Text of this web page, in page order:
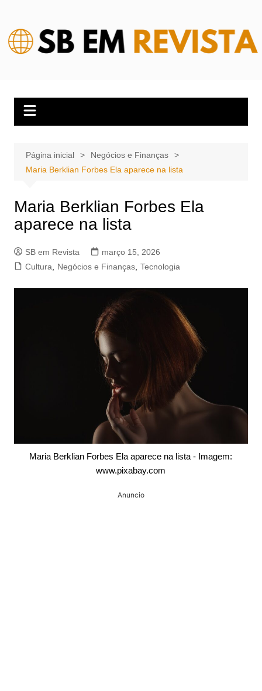
conteúdo
Página inicial
Negócios e Finanças
Maria Berklian Forbes Ela aparece na lista
Maria Berklian Forbes Ela
aparece na lista
SB em Revista
março 15, 2026
Cultura
Negócios e Finanças, Tecnologia
Maria Berklian Forbes Ela aparece na lista - Imagem:
www.pixabay.com
Anuncio